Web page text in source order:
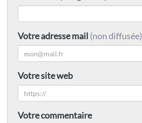
Votre adresse mail (non diffusée)
Votre site web
Votre commentaire